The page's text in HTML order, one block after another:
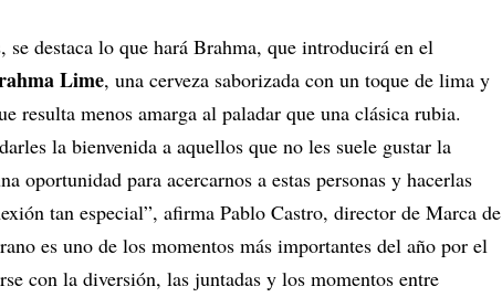
destaca lo que hará Brahma, que introducirá en el
Lime, una cerveza saborizada con un toque de lima y
resulta menos amarga al paladar que una clásica rubia.
la bienvenida a aquellos que no les suele gustar la
oportunidad para acercarnos a estas personas y hacerlas
tan especial”, afirma Pablo Castro, director de Marca de
es uno de los momentos más importantes del año por el
con la diversión, las juntadas y los momentos entre